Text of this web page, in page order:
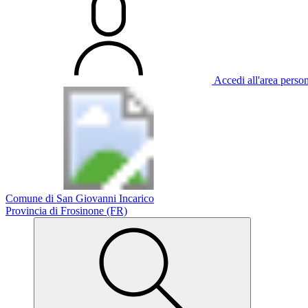
Accedi all'area
Comune di San Giovanni Incarico
Provincia di Frosinone (FR)